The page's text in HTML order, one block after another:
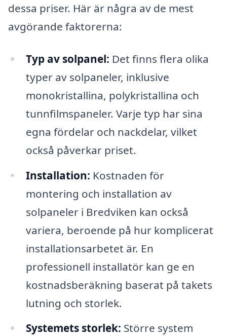
dessa priser. Här är några av de mest
avgörande faktorerna:
Typ av solpanel: Det finns flera olika
typer av solpaneler, inklusive
monokristallina, polykristallina och
tunnfilmspaneler. Varje typ har sina
egna fördelar och nackdelar, vilket
också påverkar priset.
Installation: Kostnaden för
montering och installation av
solpaneler i Bredviken kan också
variera, beroende på hur komplicerat
installationsarbetet är. En
professionell installatör kan ge en
kostnadsberäkning baserat på takets
lutning och storlek.
Systemets storlek: Större system